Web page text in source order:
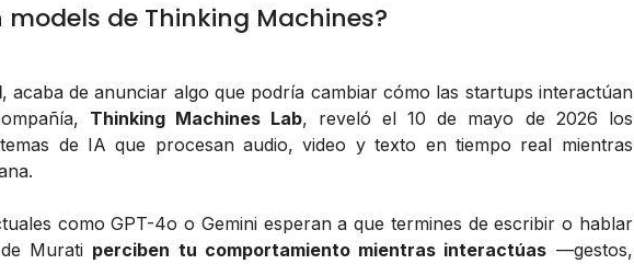
de Thinking Machines?
, acaba de anunciar algo que podría cambiar cómo las startups interactúan
Thinking Machines Lab, reveló el 10 de mayo de 2026 los
de IA que procesan audio, video y texto en tiempo real mientras
como GPT-4o o Gemini esperan a que termines de escribir o hablar
Murati perciben tu comportamiento mientras interactúas —gestos,